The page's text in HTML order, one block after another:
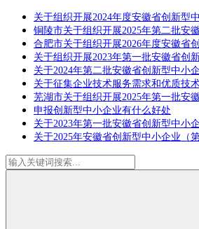
关于组织开展2024年度安徽省创新型
铜陵市关于组织开展2025年第二批安
合肥市关于组织开展2026年度安徽省
关于组织开展2023年第一批安徽省创
关于2024年第二批安徽省创新型中小
关于征集企业技术服务需求和优质技
芜湖市关于组织开展2025年第一批安
申报创新型中小企业有什么好处
关于2023年第一批安徽省创新型中小
关于2025年安徽省创新型中小企业（